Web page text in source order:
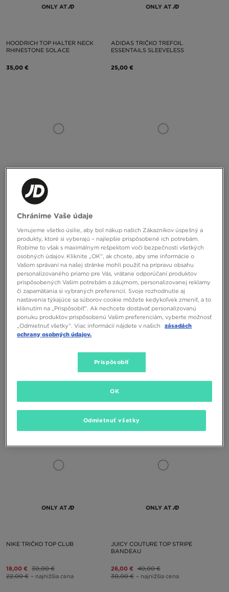
ONLY AT
HOODRICH TOP HALTER NECK
RHINESTONE SOLACE
35,00 €
ONLY AT
ADIDAS TRIČKO TREFOIL
ESSENTAILS SLEEVELESS
25,00 €
ONLY AT
HALTER
35,00 €
ONLY AT
25,00 €
NIKE TOP W NK ONE STRAPPY
NIKE TRIČKO TOP CLUB
22,00 € – najnižšia cena
ONLY AT
NIKE TRIČKO TOP CLUB
18,00 € 30,00 €
22,00 € – najnižšia cena
ONLY AT
JUICY COUTURE TOP STRIPE
BANDEAU
26,00 € 40,00 €
30,00 € – najnižšia cena
Chránime Vaše údaje
Venujeme všetko úsilie, aby bol nákup našich Zákazníkov úspešný a
produkty, ktoré si vyberajú – najlepšie prispôsobené ich potrebám.
Robíme to však s maximálnym rešpektom voči bezpečnosti všetkých
osobných údajov. Kliknite „OK”, ak chcete, aby sme informácie o
Vašom správaní na našej stránke mohli použiť na prípravu obsahu
personalizovaného priamo pre Vás, vrátane odporúčaní produktov
prispôsobených Vašim potrebám a záujmom, personalizovanej reklamy
či zapamätania si vybraných preferencií. Svoje rozhodnutie aj
nastavenia týkajúce sa súborov cookie môžete kedykoľvek zmeniť, a to
kliknutím na „Prispôsobiť”. Ak nechcete dostávať personalizovanú
ponuku produktov prispôsobenú Vašim preferenciám, vyberte možnosť
„Odmietnuť všetky”. Viac informácií nájdete v našich
zásadách
ochrany osobných údajov.
Prispôsobiť
Odmietnuť všetky
OK